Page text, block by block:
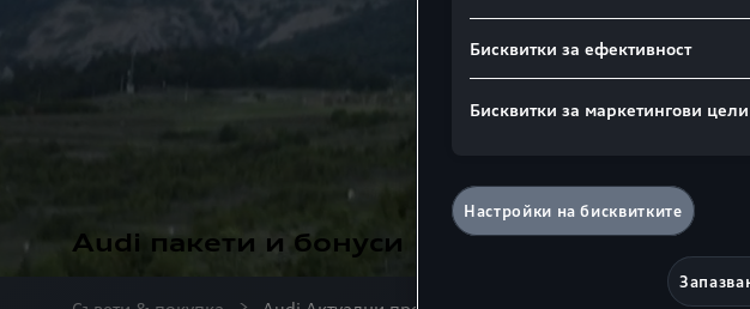
Audi пакети и бонуси
Бисквитки за ефективност
Бисквитки за маркетингови цели
Настройки на бисквитките